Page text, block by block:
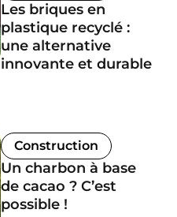
Les briques en
plastique recyclé :
une alternative
innovante et durable
Construction
Un charbon à base
de cacao ? C’est
possible !